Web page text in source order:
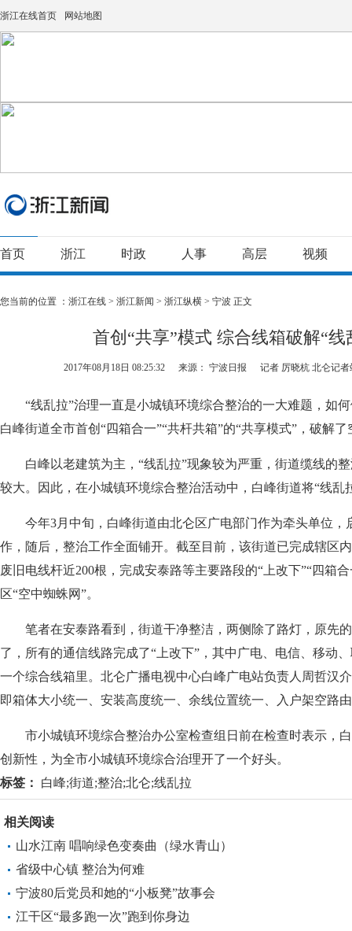
浙江在线首页 网站地图
首页 浙江 时政 人事 高层 视频
您当前的位置 ： 浙江在线 > 浙江新闻 > 浙江纵横 > 宁波 正文
首创“共享”模式 综合线箱破解“线
2017年08月18日 08:25:32 来源： 宁波日报 记者 厉晓杭 北仑记
“线乱拉”治理一直是小城镇环境综合整治的一大难题，如何
白峰街道全市首创“四箱合一”“共杆共箱”的“共享模式”，破解
白峰以老建筑为主，“线乱拉”现象较为严重，街道缆线的整
较大。因此，在小城镇环境综合整治活动中，白峰街道将“线乱
今年3月中旬，白峰街道由北仑区广电部门作为牵头单位，
作，随后，整治工作全面铺开。截至目前，该街道已完成辖区
废旧电线杆近200根，完成安泰路等主要路段的“上改下”“四箱
区“空中蜘蛛网”。
笔者在安泰路看到，街道干净整洁，两侧除了路灯，原先的
了，所有的通信线路完成了“上改下”，其中广电、电信、移动
一个综合线箱里。北仑广播电视中心白峰广电站负责人周哲汉
即箱体大小统一、安装高度统一、余线位置统一、入户架空路
市小城镇环境综合整治办公室检查组日前在检查时表示，白
创新性，为全市小城镇环境综合治理开了一个好头。
标签：
白峰;街道;整治;北仑;线乱拉
相关阅读
山水江南 唱响绿色变奏曲（绿水青山）
省级中心镇 整治为何难
宁波80后党员和她的“小板凳”故事会
江干区“最多跑一次”跑到你身边